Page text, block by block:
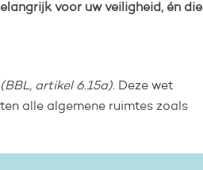
voor uw veiligheid, én die
artikel 6.15a). Deze wet
alle algemene ruimtes zoals